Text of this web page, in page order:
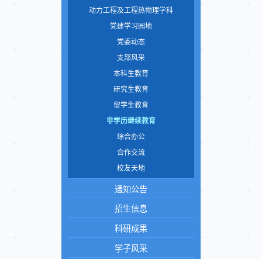
动力工程及工程热物理学科
党建学习园地
党委动态
支部风采
本科生教育
研究生教育
留学生教育
非学历继续教育
综合办公
合作交流
校友天地
通知公告
招生信息
科研成果
学子风采